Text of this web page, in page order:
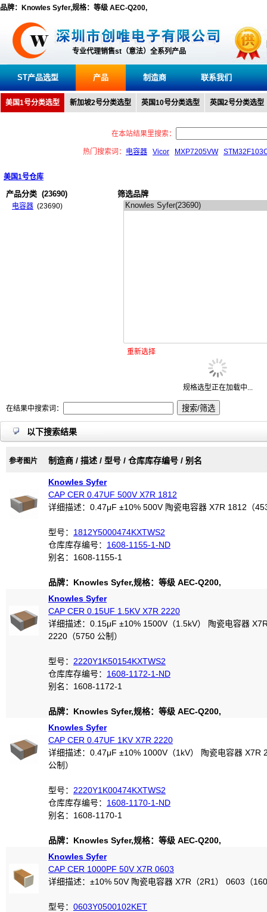
品牌：Knowles Syfer,规格：等级 AEC-Q200,
专业代理销售st（意法）全系列产品
ST产品选型 产品 制造商 联系我们
美国1号分类选型 新加坡2号分类选型 英国10号分类选型 英国2号分类选型
在本站结果里搜索：
热门搜索词： 电容器 Vicor MXP7205VW
美国1号仓库
产品分类 (23690)
电容器 (23690)
筛选品牌
重新选择
规格选型正在加载中...
在结果中搜索词：
以下搜索结果
参考图片 制造商 / 描述 / 型号 / 仓库库存编号 / 别名
Knowles Syfer
CAP CER 0.47UF 500V X7R 1812
详细描述：0.47μF ±10% 500V 陶瓷电容器 X7R 1812（
型号： 1812Y5000474KXTWS2
仓库库存编号： 1608-1155-1-ND
别名：1608-1155-1
品牌：Knowles Syfer,规格：等级 AEC-Q200,
Knowles Syfer
CAP CER 0.15UF 1.5KV X7R 2220
详细描述：0.15μF ±10% 1500V（1.5kV） 陶瓷电容器
2220（5750 公制）
型号： 2220Y1K50154KXTWS2
仓库库存编号： 1608-1172-1-ND
别名：1608-1172-1
品牌：Knowles Syfer,规格：等级 AEC-Q200,
Knowles Syfer
CAP CER 0.47UF 1KV X7R 2220
详细描述：0.47μF ±10% 1000V（1kV） 陶瓷电容器 X7R
公制）
型号： 2220Y1K00474KXTWS2
仓库库存编号： 1608-1170-1-ND
别名：1608-1170-1
品牌：Knowles Syfer,规格：等级 AEC-Q200,
Knowles Syfer
CAP CER 1000PF 50V X7R 0603
详细描述：±10% 50V 陶瓷电容器 X7R（2R1） 0603（
型号： 0603Y0500102KET